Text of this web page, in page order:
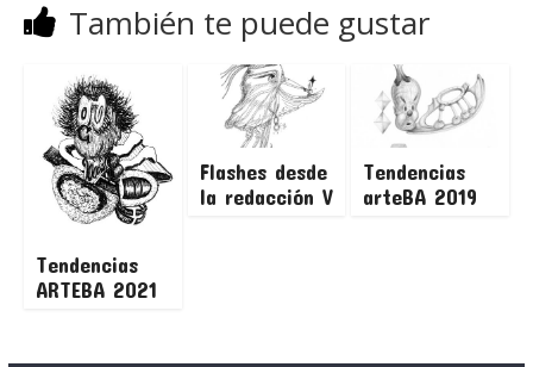
También te puede gustar
Tendencias
ARTEBA 2021
Flashes desde
la redacción V
Tendencias
arteBA 2019